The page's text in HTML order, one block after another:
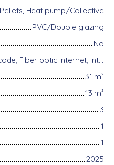
Pellets, Heat pump/Collective
PVC/Double glazing
No
Disabled access, Digicode, Fiber optic Internet, Intercom, Bike storage, Motorized gate, Videophone, Electric shutters
31 m²
13 m²
3
1
1
2025